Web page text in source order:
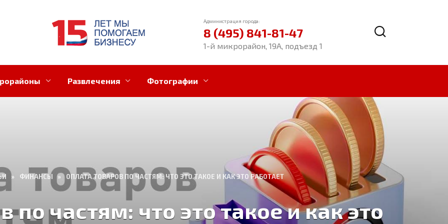
Администрация города:
8 (495) 841-81-47
1-й микрорайон, 19А, подъезд 1
Развлечения Фотографии
» ФИНАНСЫ » ОПЛАТА ТОВАРОВ ПО ЧАСТЯМ: ЧТО ЭТО ТАКОЕ И КАК ЭТО РАБОТАЕТ
по частям: что это такое и как это